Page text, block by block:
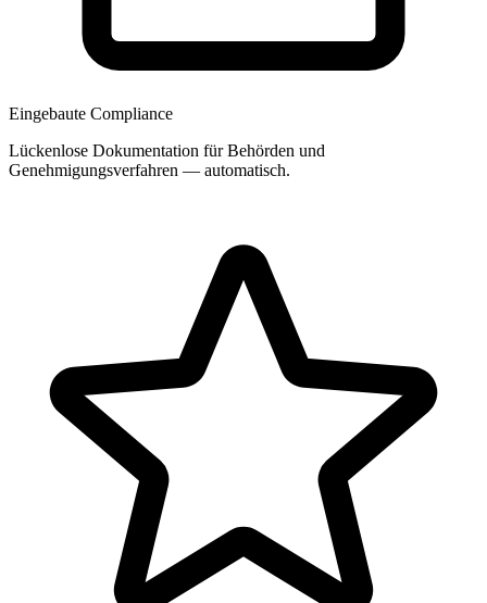
Eingebaute Compliance
Lückenlose Dokumentation für Behörden und
Genehmigungsverfahren — automatisch.